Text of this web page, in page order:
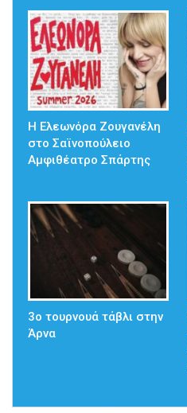
Η Ελεωνόρα Ζουγανέλη
στο Σαϊνοπούλειο
Αμφιθέατρο Σπάρτης
3ο τουρνουά τάβλι στην
Άρνα